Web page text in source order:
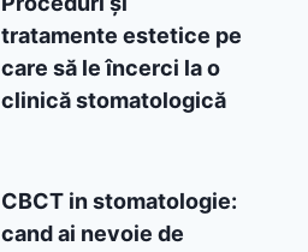
tratamente estetice pe
care să le încerci la o
clinică stomatologică
CBCT in stomatologie:
cand ai nevoie de